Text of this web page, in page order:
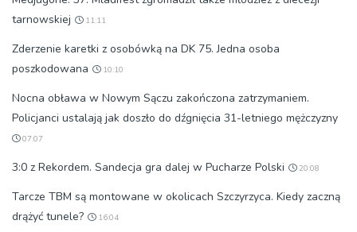
tarnowskiej
11:11
Zderzenie karetki z osobówką na DK 75. Jedna osoba
poszkodowana
10:10
Nocna obława w Nowym Sączu zakończona zatrzymaniem.
Policjanci ustalają jak doszło do dźgnięcia 31-letniego mężczyzny
07:07
3:0 z Rekordem. Sandecja gra dalej w Pucharze Polski 20:08
Tarcze TBM są montowane w okolicach Szczyrzyca. Kiedy zaczną
drążyć tunele?
16:04